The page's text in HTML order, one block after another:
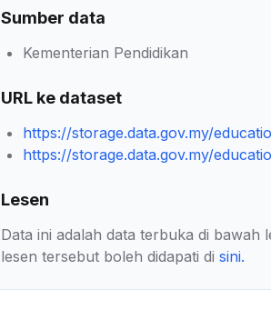
Sumber data
Kementerian Pendidikan
URL ke dataset
https://storage.data.gov.my/
https://storage.data.gov.my/
Lesen
Data ini adalah data terbuka di
lesen tersebut boleh didapati di sini.